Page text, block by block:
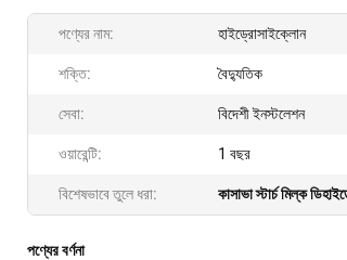
পণ্যের নাম: হাইড্রোসাইক্লোন
শক্তি: বৈদ্যুতিক
সেবা: বিদেশী ইনস্টলেশন
ওয়ারেন্টি: 1 বছর
বিশেষভাবে তুলে ধরা: কাসাভা স্টার্চ মিল্ক
পণ্যের বর্ণনা